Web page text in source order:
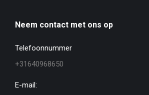
Neem contact met ons op
Telefoonnummer
+31640968650
E-mail: